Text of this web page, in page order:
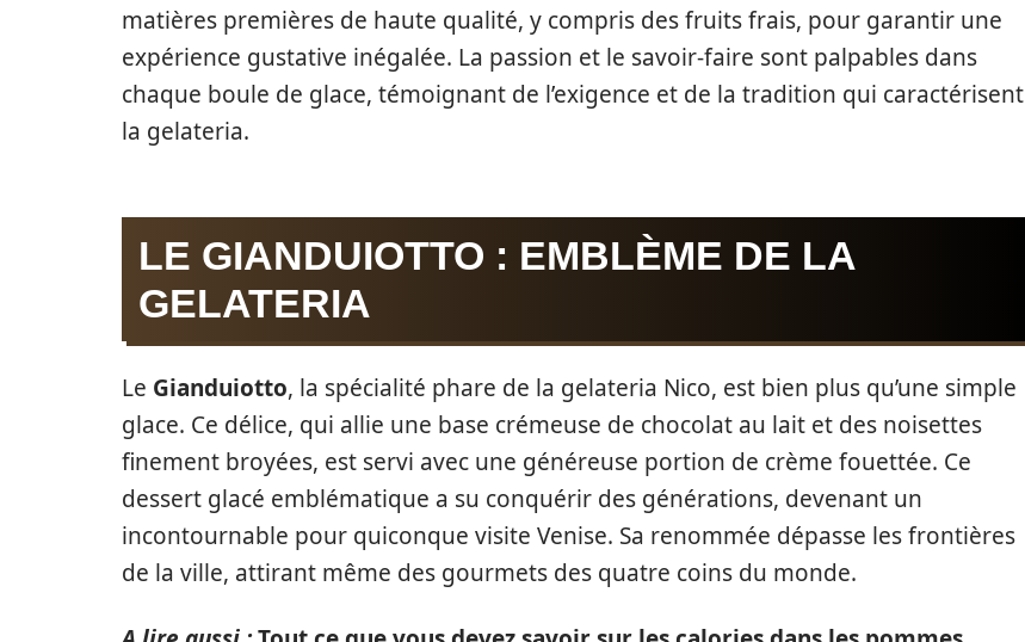
matières premières de haute qualité, y compris des fruits frais, pour garantir une
expérience gustative inégalée. La passion et le savoir-faire sont palpables dans
chaque boule de glace, témoignant de l’exigence et de la tradition qui caractérisent
la gelateria.
LE GIANDUIOTTO : EMBLÈME DE LA
GELATERIA
Le Gianduiotto, la spécialité phare de la gelateria Nico, est bien plus qu’une simple
glace. Ce délice, qui allie une base crémeuse de chocolat au lait et des noisettes
finement broyées, est servi avec une généreuse portion de crème fouettée. Ce
dessert glacé emblématique a su conquérir des générations, devenant un
incontournable pour quiconque visite Venise. Sa renommée dépasse les frontières
de la ville, attirant même des gourmets des quatre coins du monde.